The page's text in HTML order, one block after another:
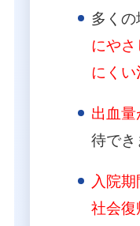
多くの
にや
にく
出血
待でき
入院
社会復